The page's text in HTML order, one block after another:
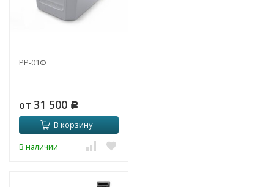
РР-01Ф
от 31 500 Р
В корзину
В наличии